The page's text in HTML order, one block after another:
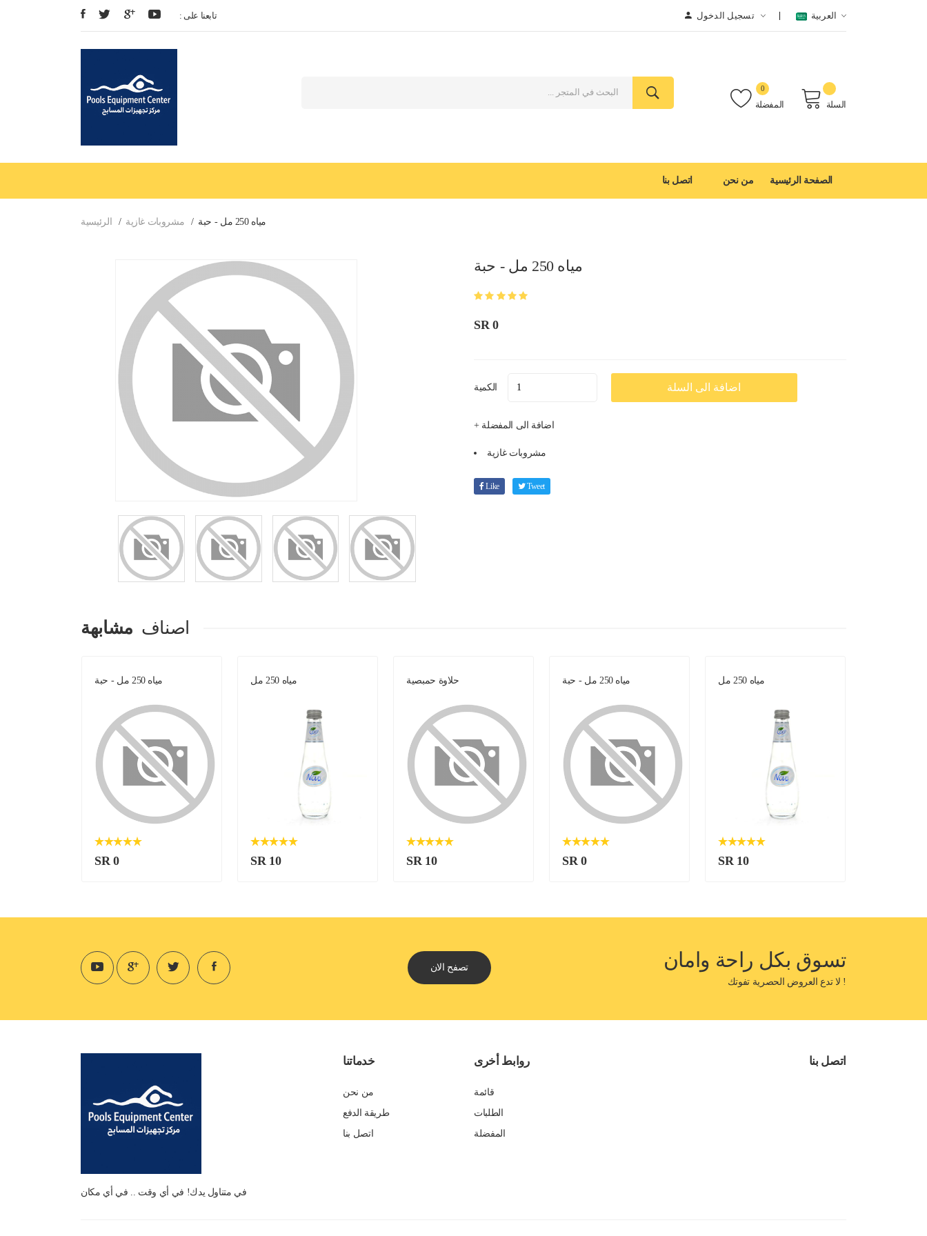
: تابعنا على تسجيل الدخول العربية
المفضلة
0
السلة
الصفحة الرئيسية من نحن اتصل بنا
الرئيسية مشروبات غازية مياه 250 مل - حبة
مياه 250 مل - حبة
SR 0
الكمية اضافة الى السلة
+ اضافة الى المفضلة
مشروبات غازية
Like Tweet
اصناف مشابهة
مياه 250 مل - حبة
SR 0
مياه 250 مل
SR 10
حلاوة حمبصية
SR 10
مياه 250 مل - حبة
SR 0
مياه 250 مل
SR 10
تسوق بكل راحة وامان
! لا تدع العروض الحصرية تفوتك
تصفح الان
في متناول يدك! في أي وقت .. في أي مكان
خدماتنا
من نحن
طريقة الدفع
اتصل بنا
روابط أخرى
قائمة
الطلبات
المفضلة
اتصل بنا